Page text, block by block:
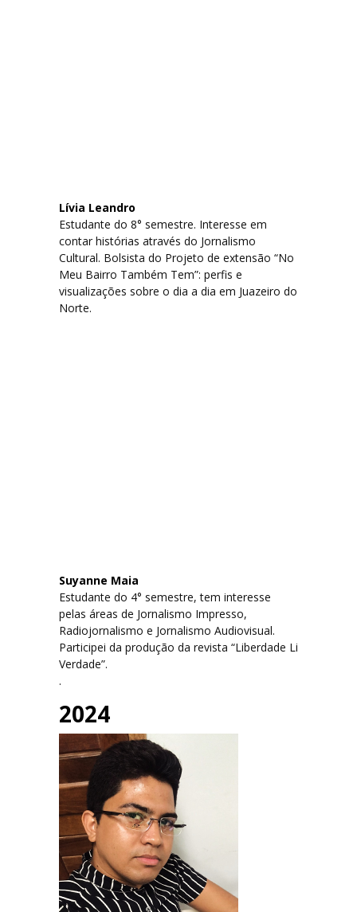
Lívia Leandro
Estudante do 8° semestre. Interesse em
contar histórias através do Jornalismo
Cultural. Bolsista do Projeto de extensão “No
Meu Bairro Também Tem”: perfis e
visualizações sobre o dia a dia em Juazeiro do
Norte.
Suyanne Maia
Estudante do 4° semestre, tem interesse
pelas áreas de Jornalismo Impresso,
Radiojornalismo e Jornalismo Audiovisual.
Participei da produção da revista “Liberdade Li
Verdade”.
.
2024